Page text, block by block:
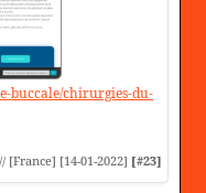
buccale/chirurgies-du-
[France] [14-01-2022] [#23]